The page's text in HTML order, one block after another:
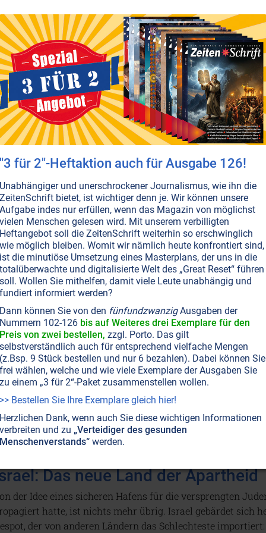
2017 feierte Israel seine eigene Größe und den militärischen
damit hatte die Besetzung palästinensischen Gebietes
auch das israelische Volk vergiftet. Das könnte letztlich
führen.Weiterlesen...
ZEITENSCHRIFT NR. 70 JUDENTUM KULTE • MYTHOLOGIE RELIGIONEN
Moses: Auszug aus Ägypten
Die Juden verehren Mose wie keinen Zweiten. Er hat die
Ägyptens geführt und ihnen das mosaische Gesetz
dass sein Volk den Bund mit Gott brach. Kommen Sie mit
Wüstensand und Meerwasser, die mehr als nur eine
ZEITENSCHRIFT NR. 70 JUDENTUM KIRCHE
Apostel Paulus, der eifrige Pharisäer
Er verhalf dem Christentum zu seiner späteren Größe –
für dessen größtes Versagen und seine schlimmsten
vom Saulus zum Paulus wurde. Weiterlesen...
Das neue Land der Apartheid
der Idee eines sicheren Hafens für die versprengten
hatte, ist nichts mehr übrig. Israel gebärdet sich
der von anderen Ländern das Schlechteste
"3 für 2"-Heftaktion auch für Ausgabe 126!
Unabhängiger und unerschrockener Journalismus, wie ihn die
ZeitenSchrift bietet, ist wichtiger denn je. Wir können unsere
Aufgabe indes nur erfüllen, wenn das Magazin von möglichst
vielen Menschen gelesen wird. Mit unserem verbilligten
Heftangebot soll die ZeitenSchrift weiterhin so erschwinglich
wie möglich bleiben. Womit wir nämlich heute konfrontiert sind,
ist die minutiöse Umsetzung eines Masterplans, der uns in die
totalüberwachte und digitalisierte Welt des „Great Reset“ führen
soll. Wollen Sie mithelfen, damit viele Leute unabhängig und
fundiert informiert werden?
Dann können Sie von den fünfundzwanzigAusgaben der
Nummern 102-126 bis auf Weiteres drei Exemplare für den
Preis von zwei bestellen, zzgl. Porto. Das gilt
selbstverständlich auch für entsprechend vielfache Mengen
(z.Bsp. 9 Stück bestellen und nur 6 bezahlen). Dabei können Sie
frei wählen, welche und wie viele Exemplare der Ausgaben Sie
zu einem „3 für 2“-Paket zusammenstellen wollen.
>> Bestellen Sie Ihre Exemplare gleich hier!
Herzlichen Dank, wenn auch Sie diese wichtigen Informationen
verbreiten und zu „Verteidiger des gesunden
Menschenverstands“werden.